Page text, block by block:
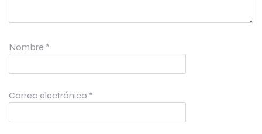
Nombre *
Correo electrónico *